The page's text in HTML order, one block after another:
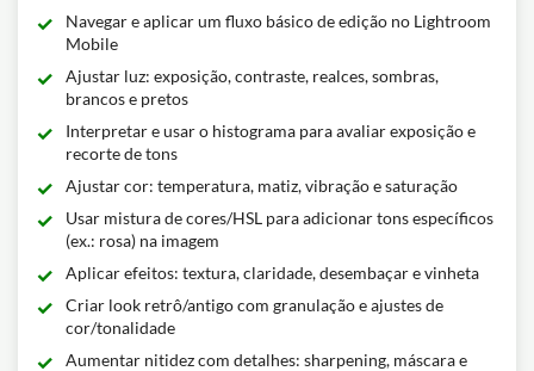
Navegar e aplicar um fluxo básico de edição no Lightroom
Mobile
Ajustar luz: exposição, contraste, realces, sombras,
brancos e pretos
Interpretar e usar o histograma para avaliar exposição e
recorte de tons
Ajustar cor: temperatura, matiz, vibração e saturação
Usar mistura de cores/HSL para adicionar tons específicos
(ex.: rosa) na imagem
Aplicar efeitos: textura, claridade, desembaçar e vinheta
Criar look retrô/antigo com granulação e ajustes de
cor/tonalidade
Aumentar nitidez com detalhes: sharpening, máscara e